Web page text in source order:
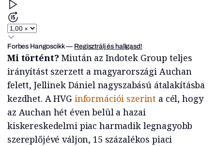
Forbes Hangoscikk— Regisztrálj és hallgasd!
Mi történt? Miután az Indotek Group teljes
irányítást szerzett a magyarországi Auchan
felett, Jellinek Dániel nagyszabású átalakításba
kezdhet. A HVG információi szerint a cél, hogy
az Auchan hét éven belül a hazai
kiskereskedelmi piac harmadik legnagyobb
szereplőjévé váljon, 15 százalékos piaci